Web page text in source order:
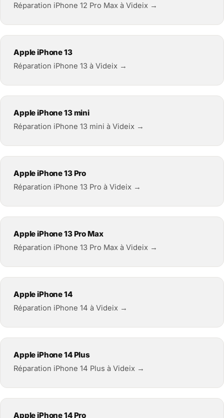
Réparation iPhone 12 Pro Max à Videix →
Apple iPhone 13
Réparation iPhone 13 à Videix →
Apple iPhone 13 mini
Réparation iPhone 13 mini à Videix →
Apple iPhone 13 Pro
Réparation iPhone 13 Pro à Videix →
Apple iPhone 13 Pro Max
Réparation iPhone 13 Pro Max à Videix →
Apple iPhone 14
Réparation iPhone 14 à Videix →
Apple iPhone 14 Plus
Réparation iPhone 14 Plus à Videix →
Apple iPhone 14 Pro